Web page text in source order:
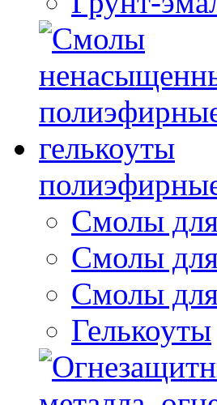
Смолы
Смолы
Смолы
Гелькоуты